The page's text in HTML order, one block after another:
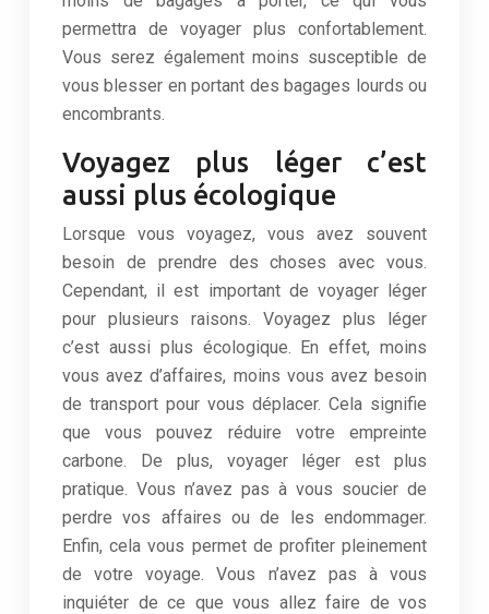
permettra de voyager plus confortablement.
Vous serez également moins susceptible de
vous blesser en portant des bagages lourds ou
encombrants.
Voyagez plus léger c’est
aussi plus écologique
Lorsque vous voyagez, vous avez souvent
besoin de prendre des choses avec vous.
Cependant, il est important de voyager léger
pour plusieurs raisons. Voyagez plus léger
c’est aussi plus écologique. En effet, moins
vous avez d’affaires, moins vous avez besoin
de transport pour vous déplacer. Cela signifie
que vous pouvez réduire votre empreinte
carbone. De plus, voyager léger est plus
pratique. Vous n’avez pas à vous soucier de
perdre vos affaires ou de les endommager.
Enfin, cela vous permet de profiter pleinement
de votre voyage. Vous n’avez pas à vous
inquiéter de ce que vous allez faire de vos